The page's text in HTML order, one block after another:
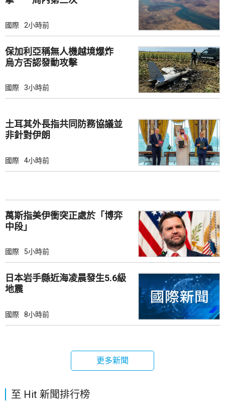
國際 2小時前
保加利亞稱無人機越境爆炸
烏方否認發動攻擊
國際 3小時前
土耳其外長指共同防務協議並
非針對伊朗
國際 4小時前
萬斯指美伊衝突正處於「博弈
中段」
國際 5小時前
日本岩手縣近海凌晨發生5.6級
地震
國際 8小時前
更多新聞
至 Hit 新聞排行榜